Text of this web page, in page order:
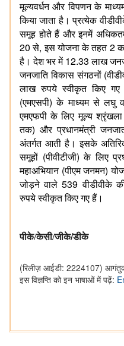
मूल्यवर्धन और विपणन के
किया जाता है। प्रत्येक
समूह होते हैं और इनमें
20से,इस योजना के तहत2
है। देश भर में12.33लाख
जनजाति विकास संगठनों(
लाख रुपये स्वीकृत किए गए
(एमएसपी)के माध्यम से लघु
एमएफपी के लिए मूल्य श्रृंखला
तक) और प्रधानमंत्री
अंतर्गत आती है। इसके
समूहों (पीवीटीजी)के लिए
महाअभियान(पीएम जनमन)
जोड़ने वाले 539वीडीवीके
रुपये स्वीकृत किए गए हैं।
पीके/केसी/जीके/डीके
(रिलीज़ आईडी: 2224107)
इस विज्ञप्ति को इन भाषाओं में पढ़ें: